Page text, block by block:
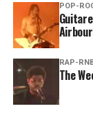
POP-
RAP-
The